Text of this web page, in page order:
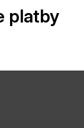
platby